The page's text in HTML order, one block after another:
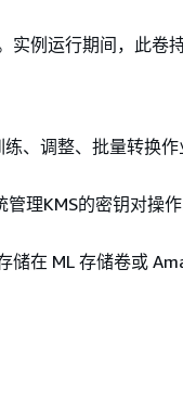
例运行期间，此卷持
、调整、批量转换
理KMS的密钥对操
在 ML 存储卷或